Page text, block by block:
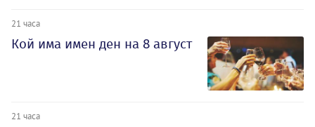
21 часа
Кой има имен ден на 8 август
21 часа